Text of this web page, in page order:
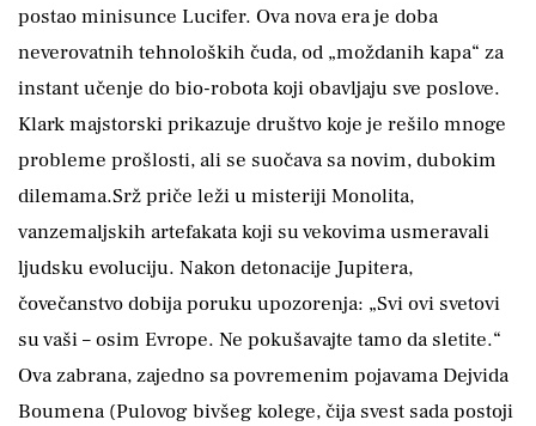
postao minisunce Lucifer. Ova nova era je doba
neverovatnih tehnoloških čuda, od „moždanih kapa“ za
instant učenje do bio-robota koji obavljaju sve poslove.
Klark majstorski prikazuje društvo koje je rešilo mnoge
probleme prošlosti, ali se suočava sa novim, dubokim
dilemama.Srž priče leži u misteriji Monolita,
vanzemaljskih artefakata koji su vekovima usmeravali
ljudsku evoluciju. Nakon detonacije Jupitera,
čovečanstvo dobija poruku upozorenja: „Svi ovi svetovi
su vaši – osim Evrope. Ne pokušavajte tamo da sletite.“
Ova zabrana, zajedno sa povremenim pojavama Dejvida
Boumena (Pulovog bivšeg kolege, čija svest sada postoji